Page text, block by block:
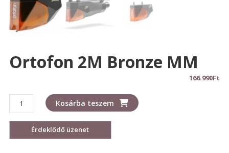
Ortofon 2M Bronze MM
166.990Ft
Ortofon
2M
Bronze
Kosárba teszem